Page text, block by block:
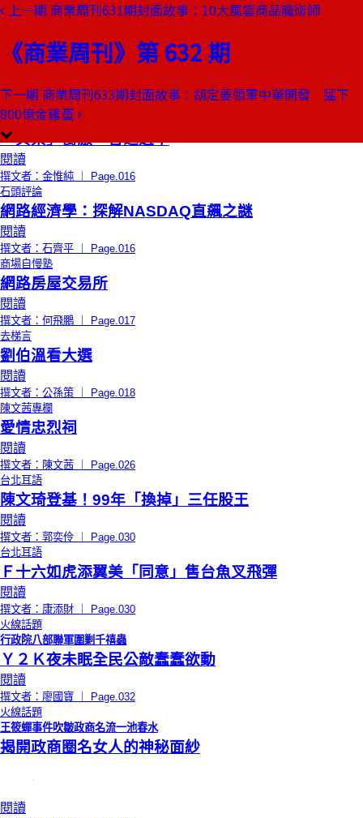
上一期 商業周刊631期封面故事：10大風雲商品魔術師
《商業周刊》第 632 期
下一期 商業周刊633期封面故事：胡定要領軍中華開發 猛下
800億金雞蛋
本期目錄
限時免費總編輯的話
千禧年，變變變
閱讀
撰文者：編者的話 ｜ Page.008
創辦人聊天室
「興票」衝激，言之過早
閱讀
撰文者：金惟純 ｜ Page.016
石頭評論
網路經濟學：探解NASDAQ直飆之謎
閱讀
撰文者：石齊平 ｜ Page.016
商場自慢塾
網路房屋交易所
閱讀
撰文者：何飛鵬 ｜ Page.017
去梯言
劉伯溫看大選
閱讀
撰文者：公孫策 ｜ Page.018
陳文茜專欄
愛情忠烈祠
閱讀
撰文者：陳文茜 ｜ Page.026
台北耳語
陳文琦登基！99年「換掉」三任股王
閱讀
撰文者：郭奕伶 ｜ Page.030
台北耳語
Ｆ十六如虎添翼美「同意」售台魚叉飛彈
閱讀
撰文者：康添財 ｜ Page.030
火線話題
行政院八部聯軍圍剿千禧蟲
Ｙ２Ｋ夜未眠全民公敵蠢蠢欲動
閱讀
撰文者：廖國寶 ｜ Page.032
火線話題
王筱蟬事件吹皺政商名流一池春水
揭開政商圈名女人的神秘面紗
閱讀